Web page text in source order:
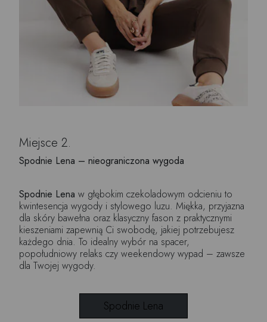
Miejsce 2.
Spodnie Lena – nieograniczona wygoda
Spodnie Lena w głębokim czekoladowym odcieniu to
kwintesencja wygody i stylowego luzu. Miękka, przyjazna
dla skóry bawełna oraz klasyczny fason z praktycznymi
kieszeniami zapewnią Ci swobodę, jakiej potrzebujesz
każdego dnia. To idealny wybór na spacer,
popołudniowy relaks czy weekendowy wypad – zawsze
dla Twojej wygody.
Spodnie Lena